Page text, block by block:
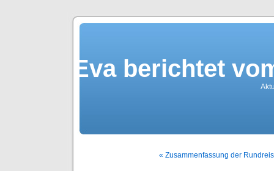
Eva berichtet
« Zusammenfassung der